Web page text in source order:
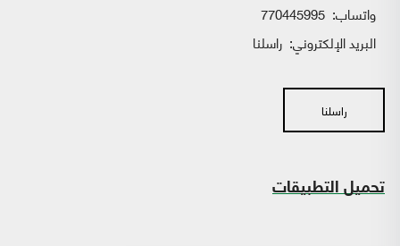
واتساب:
البريد الإلكتروني: راسلنا
راسلنا
تحميل التطبيقات